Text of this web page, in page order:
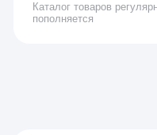
Каталог товаров
пополняется